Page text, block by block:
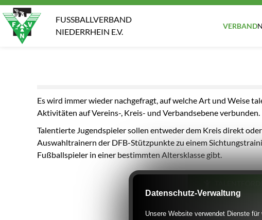
FUSSBALLVERBAND
NIEDERRHEIN E.V.
VERBAND
Es wird immer wieder nachgefragt, auf welche Art und Weise
Aktivitäten auf Vereins-, Kreis- und Verbandsebene verbunden.
Talentierte Jugendspieler sollen entweder dem Kreis direkt
Auswahltrainern der DFB-Stützpunkte zu einem
Fußballspieler in einer bestimmten Altersklasse gibt.
Datenschutz-Verwaltung
Unsere Website verwendet Dienste